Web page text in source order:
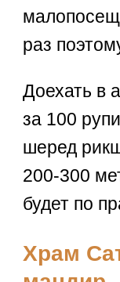
раз
Доехать в
за 100
шеред
200-300
будет по
Храм